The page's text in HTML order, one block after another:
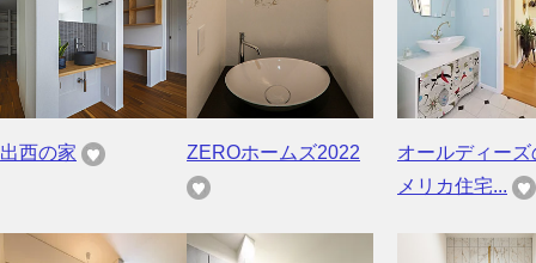
出西の家 ZEROホームズ2022
オールディーズ
メリカ住宅...